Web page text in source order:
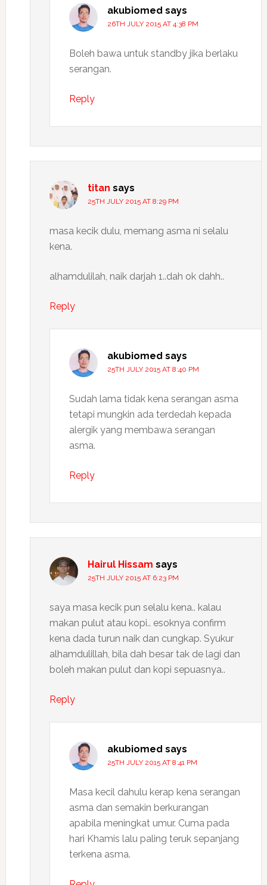
akubiomed says
26TH JULY 2015 AT 4:38 PM
Boleh bawa untuk standby jika berlaku
serangan.
Reply
titan says
25TH JULY 2015 AT 8:29 PM
masa kecik dulu, memang asma ni selalu
kena.
alhamdulilah, naik darjah 1..dah ok dahh..
Reply
akubiomed says
25TH JULY 2015 AT 8:40 PM
Sudah lama tidak kena serangan asma
tetapi mungkin ada terdedah kepada
alergik yang membawa serangan
asma.
Reply
Hairul Hissam says
25TH JULY 2015 AT 6:23 PM
saya masa kecik pun selalu kena.. kalau
makan pulut atau kopi.. esoknya confirm
kena dada turun naik dan cungkap. Syukur
alhamdulillah, bila dah besar tak de lagi dan
boleh makan pulut dan kopi sepuasnya..
Reply
akubiomed says
25TH JULY 2015 AT 8:41 PM
Masa kecil dahulu kerap kena serangan
asma dan semakin berkurangan
apabila meningkat umur. Cuma pada
hari Khamis lalu paling teruk sepanjang
terkena asma.